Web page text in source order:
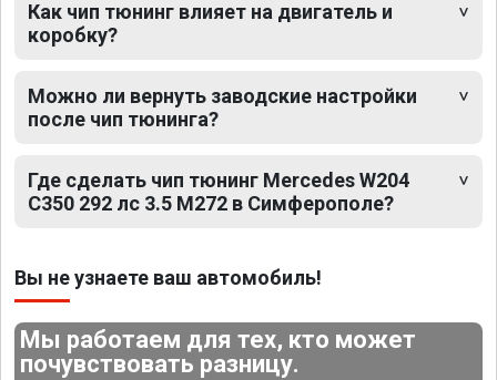
Как чип тюнинг влияет на двигатель и
коробку?
Можно ли вернуть заводские настройки
после чип тюнинга?
Где сделать чип тюнинг Mercedes W204
C350 292 лс 3.5 M272 в Симферополе?
Вы не узнаете ваш автомобиль!
Мы работаем для тех, кто может
почувствовать разницу.